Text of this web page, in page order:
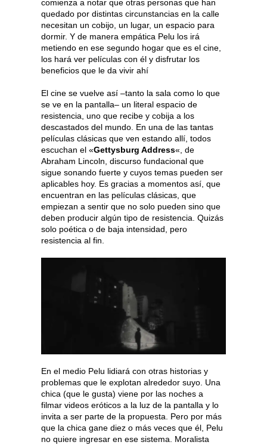
comienza a notar que otras personas que han
quedado por distintas circunstancias en la calle
necesitan un cobijo, un lugar, un espacio para
dormir. Y de manera empática Pelu los irá
metiendo en ese segundo hogar que es el cine,
los hará ver películas con él y disfrutar los
beneficios que le da vivir ahí
El cine se vuelve así –tanto la sala como lo que
se ve en la pantalla– un literal espacio de
resistencia, uno que recibe y cobija a los
descastados del mundo. En una de las tantas
películas clásicas que ven estando allí, todos
escuchan el «Gettysburg Address«, de
Abraham Lincoln, discurso fundacional que
sigue sonando fuerte y cuyos temas pueden ser
aplicables hoy. Es gracias a momentos así, que
encuentran en las películas clásicas, que
empiezan a sentir que no solo pueden sino que
deben producir algún tipo de resistencia. Quizás
solo poética o de baja intensidad, pero
resistencia al fin.
En el medio Pelu lidiará con otras historias y
problemas que le explotan alrededor suyo. Una
chica (que le gusta) viene por las noches a
filmar videos eróticos a la luz de la pantalla y lo
invita a ser parte de la propuesta. Pero por más
que la chica gane diez o más veces que él, Pelu
no quiere ingresar en ese sistema. Moralista